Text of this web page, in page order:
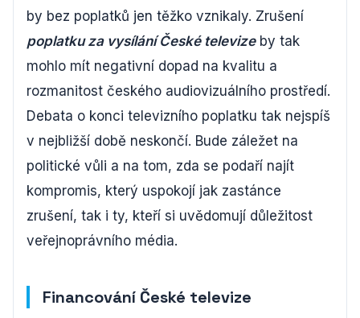
by bez poplatků jen těžko vznikaly. Zrušení
poplatku za vysílání České televizeby tak
mohlo mít negativní dopad na kvalitu a
rozmanitost českého audiovizuálního prostředí.
Debata o konci televizního poplatku tak nejspíš
v nejbližší době neskončí. Bude záležet na
politické vůli a na tom, zda se podaří najít
kompromis, který uspokojí jak zastánce
zrušení, tak i ty, kteří si uvědomují důležitost
veřejnoprávního média.
Financování České televize